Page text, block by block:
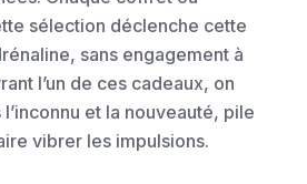
sélection déclenche cette
sans engagement à
l’un de ces cadeaux, on
et la nouveauté, pile
vibrer les impulsions.